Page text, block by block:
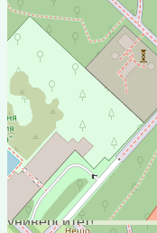
Submitted by Евгени
11/06/2017 - 12:51
Това е едно от
в края на 19 век,
като софийски
информирането по
хора като него,
отдих.Това
обекти, посещавани
университет!